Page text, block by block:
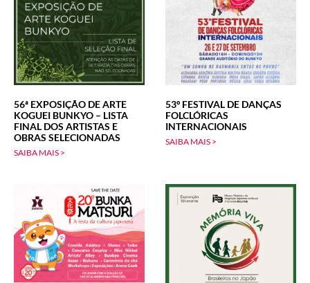
56ª EXPOSIÇÃO DE ARTE
KOGUEI BUNKYO – LISTA
FINAL DOS ARTISTAS E
OBRAS SELECIONADAS
SAIBA MAIS >
53º FESTIVAL DE DANÇAS
FOLCLÓRICAS
INTERNACIONAIS
SAIBA MAIS >